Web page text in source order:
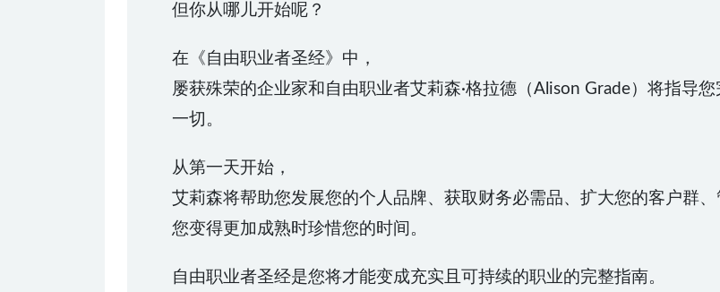
但你从哪儿开始呢？
在《自由职业者圣经》中，
屡获殊荣的企业家和自由职业者艾莉森·格拉德（Alison Grade）将指导
一切。
从第一天开始，
艾莉森将帮助您发展您的个人品牌、获取财务必需品、扩大您的客户群
您变得更加成熟时珍惜您的时间。
自由职业者圣经是您将才能变成充实且可持续的职业的完整指南。